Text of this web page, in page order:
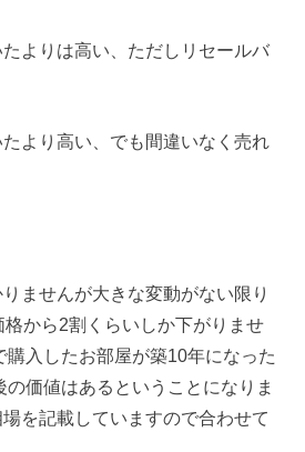
よりは高い、ただしリセールバ
より高い、でも間違いなく売れ
ませんが大きな変動がない限り
から2割くらいしか下がりませ
購入したお部屋が築10年になった
価値はあるということになりま
を記載していますので合わせて